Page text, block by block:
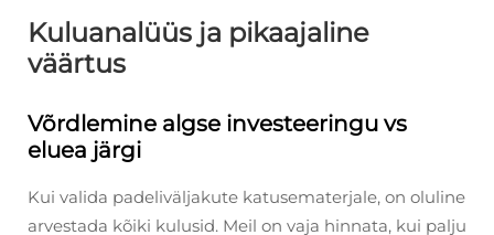
Kuluanalüüs ja pikaajaline
väärtus
Võrdlemine algse investeeringu vs
eluea järgi
Kui valida padeliväljakute katusematerjale, on oluline
arvestada kõiki kulusid. Meil on vaja hinnata, kui palju